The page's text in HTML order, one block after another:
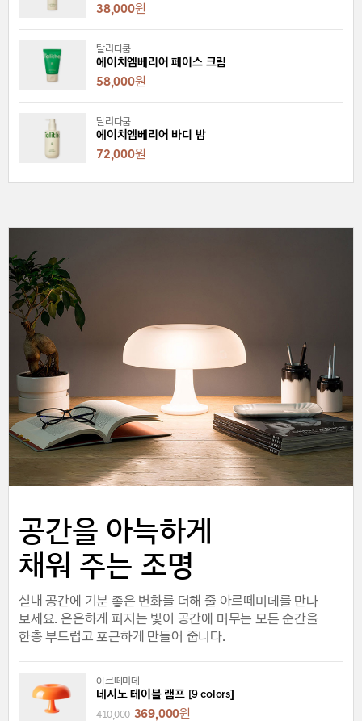
38,000원
탈리다쿰
에이치엠베리어 페이스 크림
58,000원
탈리다쿰
에이치엠베리어 바디 밤
72,000원
공간을 아늑하게
채워 주는 조명
실내 공간에 기분 좋은 변화를 더해 줄 아르떼미데를 만나
보세요. 은은하게 퍼지는 빛이 공간에 머무는 모든 순간을
한층 부드럽고 포근하게 만들어 줍니다.
아르떼미데
네시노 테이블 램프 [9 colors]
410,000 369,000원